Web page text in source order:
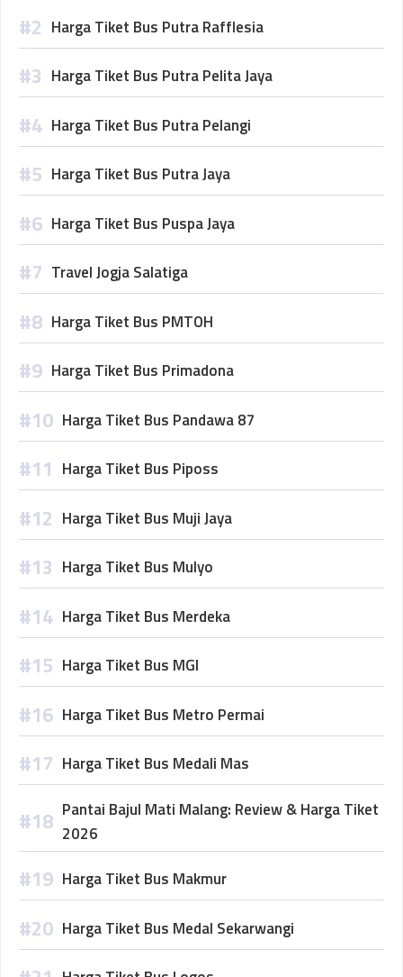
Harga Tiket Bus Putra Rafflesia
Harga Tiket Bus Putra Pelita Jaya
Harga Tiket Bus Putra Pelangi
Harga Tiket Bus Putra Jaya
Harga Tiket Bus Puspa Jaya
Travel Jogja Salatiga
Harga Tiket Bus PMTOH
Harga Tiket Bus Primadona
Harga Tiket Bus Pandawa 87
Harga Tiket Bus Piposs
Harga Tiket Bus Muji Jaya
Harga Tiket Bus Mulyo
Harga Tiket Bus Merdeka
Harga Tiket Bus MGI
Harga Tiket Bus Metro Permai
Harga Tiket Bus Medali Mas
Pantai Bajul Mati Malang: Review & Harga Tiket
2026
Harga Tiket Bus Makmur
Harga Tiket Bus Medal Sekarwangi